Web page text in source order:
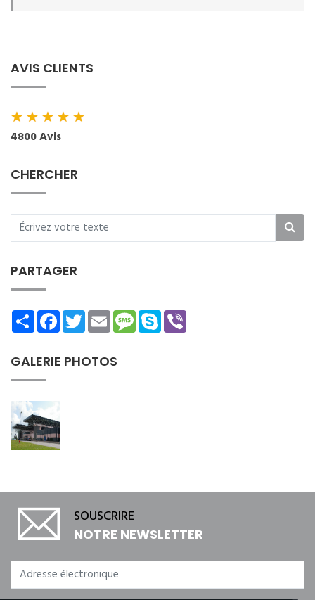
AVIS CLIENTS
★★★★★
4800 Avis
CHERCHER
PARTAGER
ShareFacebookTwitterEmailMessage
Skype
GALERIE PHOTOS
SOUSCRIRE
NOTRE NEWSLETTER